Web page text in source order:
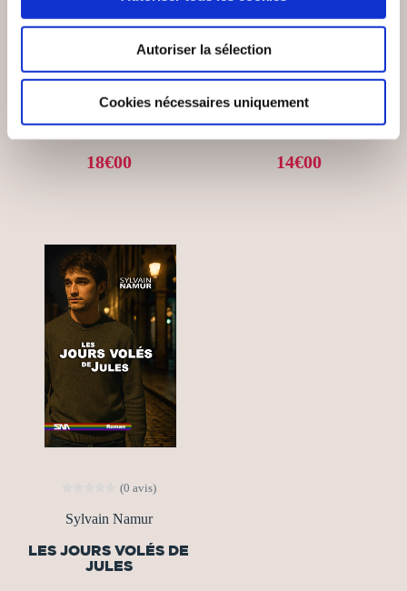
Autoriser la sélection
Cookies nécessaires uniquement
Sigaut Marion
MENSONGES
Biographie
18€00
Henry DURANT et Paule
DE VOYAGE
Biographie
14€00
(0 avis)
Sylvain Namur
LES JOURS VOLÉS DE
JULES